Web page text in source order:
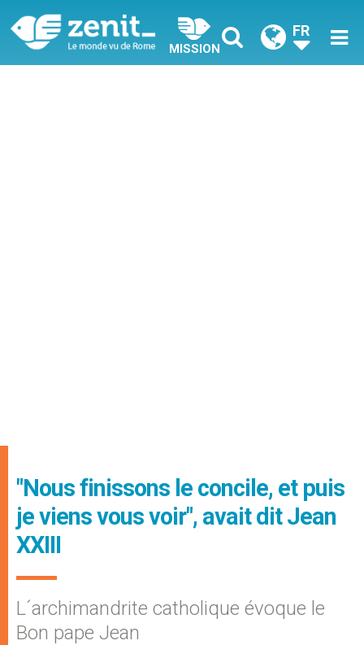
MISSION
FR
"Nous finissons le concile, et puis
je viens vous voir", avait dit Jean
XXIII
L´archimandrite catholique évoque le
Bon pape Jean